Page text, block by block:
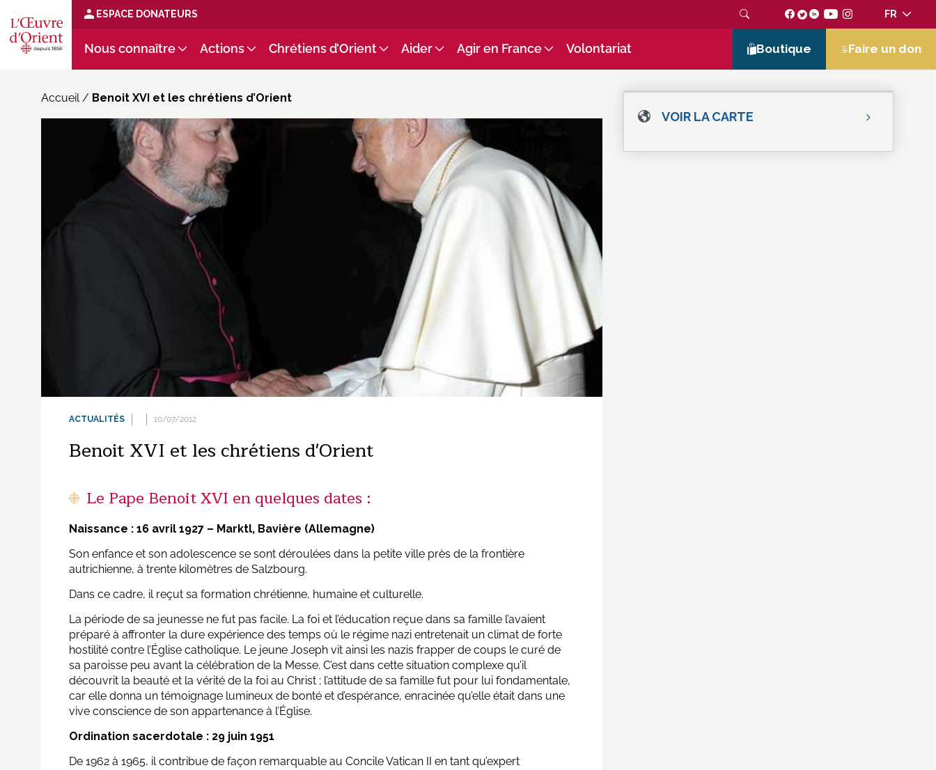
ESPACE DONATEURS FR
Nous connaître Actions Chrétiens d’Orient Aider Agir en France Volontariat Boutique Faire un don
Accueil/ Benoit XVI et les chrétiens d’Orient
ACTUALITÉS 10/07/2012
Benoit XVI et les chrétiens d'Orient
Le Pape Benoit XVI en quelques dates :
Naissance : 16 avril 1927 – Marktl, Bavière (Allemagne)
Son enfance et son adolescence se sont déroulées dans la petite ville près de la frontière
autrichienne, à trente kilomètres de Salzbourg.
Dans ce cadre, il reçut sa formation chrétienne, humaine et culturelle.
La période de sa jeunesse ne fut pas facile. La foi et l’éducation reçue dans sa famille l’avaient
préparé à affronter la dure expérience des temps où le régime nazi entretenait un climat de forte
hostilité contre l’Église catholique. Le jeune Joseph vit ainsi les nazis frapper de coups le curé de
sa paroisse peu avant la célébration de la Messe. C’est dans cette situation complexe qu’il
découvrit la beauté et la vérité de la foi au Christ ; l’attitude de sa famille fut pour lui fondamentale,
car elle donna un témoignage lumineux de bonté et d’espérance, enracinée qu’elle était dans une
vive conscience de son appartenance à l’Église.
Ordination sacerdotale : 29 juin 1951
De 1962 à 1965, il contribue de façon remarquable au Concile Vatican II en tant qu’expert
VOIR LA CARTE